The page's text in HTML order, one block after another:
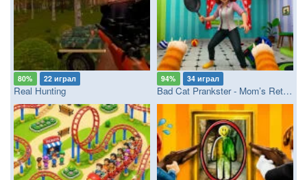
80% 22 играл
Real Hunting
94% 34 играл
Bad Cat Prankster - Mom’s Return